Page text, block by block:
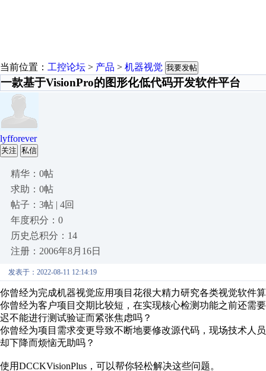
当前位置： 工控论坛 > 产品 > 机器视觉 我要发帖
一款基于VisionPro的图形化低代码开发软件平台
lyfforever
关注 私信
精华：0帖
求助：0帖
帖子：3帖 | 4回
年度积分：0
历史总积分：14
注册：2006年8月16日
发表于：2022-08-11 12:14:19
你曾经为完成机器视觉应用项目花很大精力研究各类视觉软件
你曾经为客户项目交期比较短，在实现核心检测功能之前还需
迟不能进行测试验证而紧张焦虑吗？
你曾经为项目需求变更导致不断地要修改源代码，现场技术人
却下降而烦恼无助吗？
使用DCCKVisionPlus，可以帮你轻松解决这些问题。